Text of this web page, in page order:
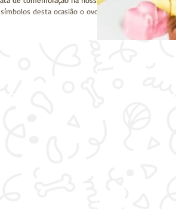
desta ocasião o ovo de